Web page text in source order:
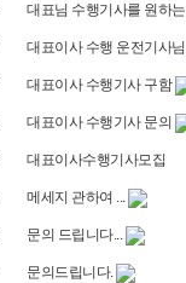
대표님 수행기사를 원하
대표이사 수행 운전기사
대표이사 수행기사 구함
대표이사 수행기사 문의
대표이사수행기사모집
메세지 관하여 ...
문의 드립니다...
문의드립니다.